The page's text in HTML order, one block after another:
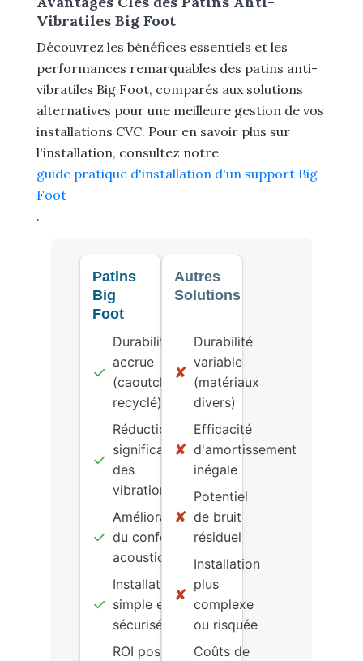
Vibratiles Big Foot
Découvrez les bénéfices essentiels et les
performances remarquables des patins anti-
vibratiles Big Foot, comparés aux solutions
alternatives pour une meilleure gestion de vos
installations CVC. Pour en savoir plus sur
l'installation, consultez notre
guide pratique d'installation d'un support Big
Foot
.
Patins
Big
Foot
✓
Durabilité
accrue
(caoutchouc
recyclé)
✓
Réduction
significative
des
vibrations
✓
Amélioration
du confort
acoustique
✓
Installation
simple et
sécurisée
ROI positif
Autres
Solutions
✘
Durabilité
variable
(matériaux
divers)
✘
Efficacité
d'amortissement
inégale
✘
Potentiel
de bruit
résiduel
✘
Installation
plus
complexe
ou risquée
Coûts de